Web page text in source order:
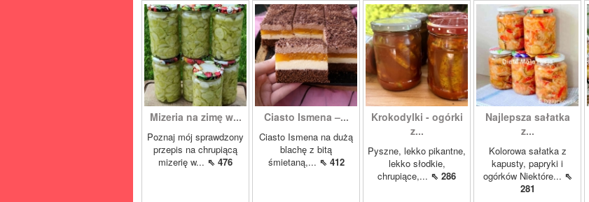
Mizeria na zimę w...
Poznaj mój sprawdzony
przepis na chrupiącą
mizerię w... ⇖ 476
Ciasto Ismena –...
Ciasto Ismena na dużą
blachę z bitą
śmietaną,... ⇖ 412
Krokodylki - ogórki
z...
Pyszne, lekko pikantne,
lekko słodkie,
chrupiące,... ⇖ 286
Najlepsza sałatka
z...
Kolorowa sałatka z
kapusty, papryki i
ogórków Niektóre... ⇖
281